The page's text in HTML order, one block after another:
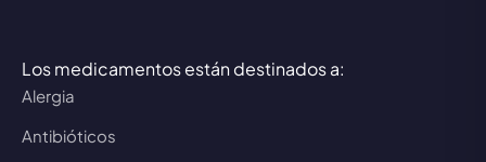
Los medicamentos están destinados a:
Alergia
Antibióticos